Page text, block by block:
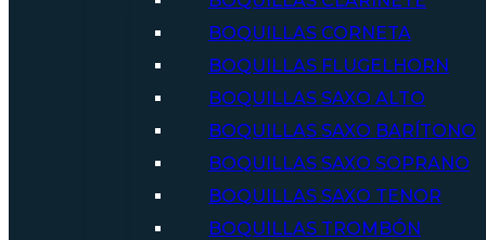
BOQUILLAS CORNETA
BOQUILLAS FLUGELHORN
BOQUILLAS SAXO ALTO
BOQUILLAS SAXO BARÍTONO
BOQUILLAS SAXO SOPRANO
BOQUILLAS SAXO TENOR
BOQUILLAS TROMBÓN